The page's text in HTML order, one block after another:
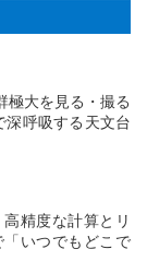
極大を見る・撮る
呼吸する天文台
精度な計算とリ
いつでもどこで